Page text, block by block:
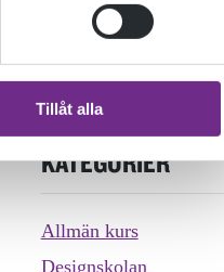
Tillåt alla
KATEGORIER
Allmän kurs
Designskolan